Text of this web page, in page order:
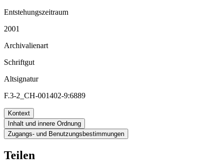
Entstehungszeitraum
2001
Archivalienart
Schriftgut
Altsignatur
F.3-2_CH-001402-9:6889
Kontext
Inhalt und innere Ordnung
Zugangs- und Benutzungsbestimmungen
Teilen